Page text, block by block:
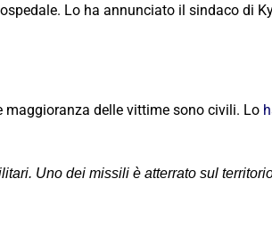
Lo ha annunciato il sindaco di
maggioranza delle vittime sono civili. Lo
Uno dei missili è atterrato sul